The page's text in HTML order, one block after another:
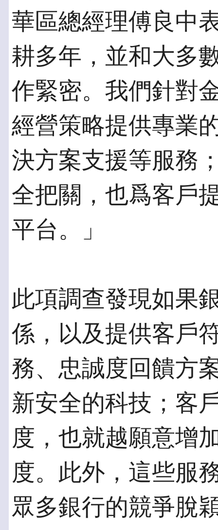
華區總經理傅良中
耕多年，並和大多
作緊密。我們針對
經營策略提供專業
決方案支援等服務
全把關，也爲客戶
平台。」
此項調查發現如果
係，以及提供客戶
務、忠誠度回饋方
新安全的科技；客
度，也就越願意增
度。此外，這些服
眾多銀行的競爭脫